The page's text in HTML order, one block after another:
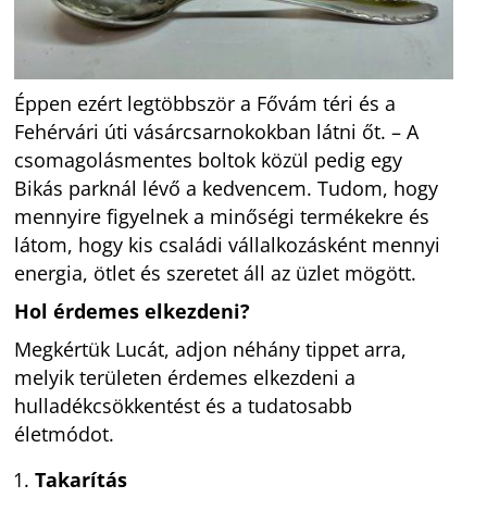
Éppen ezért legtöbbször a Fővám téri és a
Fehérvári úti vásárcsarnokokban látni őt. – A
csomagolásmentes boltok közül pedig egy
Bikás parknál lévő a kedvencem. Tudom, hogy
mennyire figyelnek a minőségi termékekre és
látom, hogy kis családi vállalkozásként mennyi
energia, ötlet és szeretet áll az üzlet mögött.
Hol érdemes elkezdeni?
Megkértük Lucát, adjon néhány tippet arra,
melyik területen érdemes elkezdeni a
hulladékcsökkentést és a tudatosabb
életmódot.
Takarítás